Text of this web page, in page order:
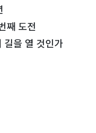
째 도전
을 열 것인가